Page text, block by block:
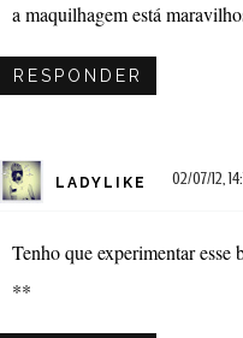
a maquilhagem está
RESPONDER
LADYLIKE 02/07/12,
Tenho que experimentar esse
**